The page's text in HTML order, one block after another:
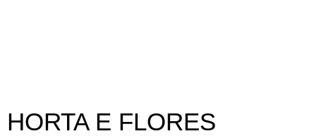
HORTA E FLORES